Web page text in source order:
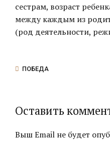
сестрам, возраст
между каждым из
(род деятельности,
ПОБЕДА
Оставить
Выш Email не будет